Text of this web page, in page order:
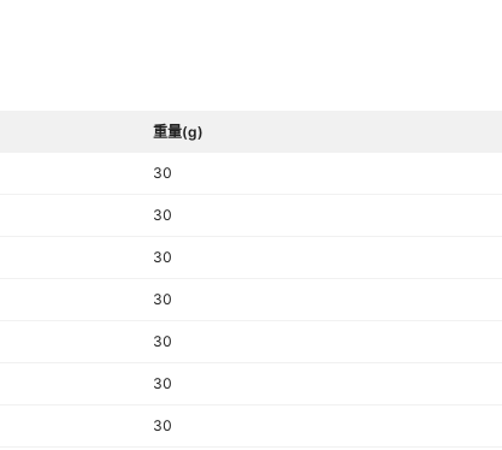
系列
入网方式
重量(g)
30
30
30
30
30
30
30